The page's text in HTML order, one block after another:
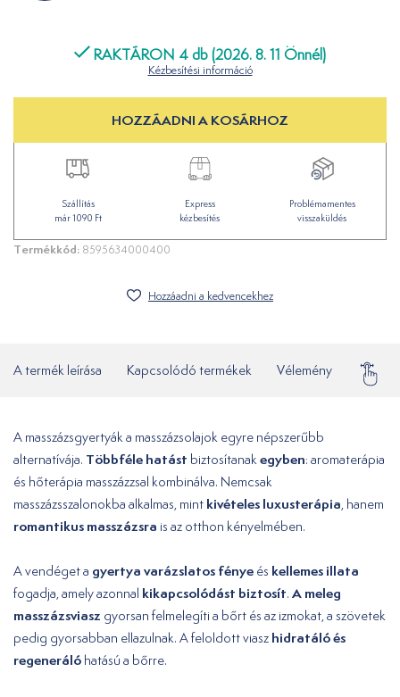
RAKTÁRON 4 db (2026. 8. 11 Önnél)
Kézbesítési információ
HOZZÁADNI A KOSÁRHOZ
Szállítás
már 1090 Ft
Express
kézbesítés
Problémamentes
visszaküldés
Termékkód: 8595634000400
Hozzáadni a kedvencekhez
A termék leírása Kapcsolódó termékek Vélemény
A masszázsgyertyák a masszázsolajok egyre népszerűbb
alternatívája. Többféle hatást biztosítanak egyben: aromaterápia
és hőterápia masszázzsal kombinálva. Nemcsak
masszázsszalonokba alkalmas, mint kivételes luxusterápia , hanem
romantikus masszázsra is az otthon kényelmében.
A vendéget a gyertya varázslatos fénye és kellemes illata
fogadja, amely azonnal kikapcsolódást biztosít. A meleg
masszázsviasz gyorsan felmelegíti a bőrt és az izmokat, a szövetek
pedig gyorsabban ellazulnak. A feloldott viasz hidratáló és
regeneráló hatású a bőrre.